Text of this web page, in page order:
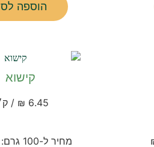
הוספה
קישוא
6.45 ₪ / ק״ג
מחיר ל-100 גרם: 1.29 ₪